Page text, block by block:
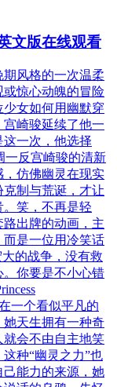
文版在线观看
风格的一次温柔
惊心动魄的冒险
女如何用幽默穿
崎骏延续了他一
一次，他选择
一反宫崎骏的清新
仿佛幽灵在现实
制与荒诞，才让
笑，不再是轻
出牌的动画，主
是一位用冷笑话
的战争，没有救
你要是不小心错
一个看似平凡的
天生拥有一种奇
会不由自主地笑
种“幽灵之力”也
能力的来源，她